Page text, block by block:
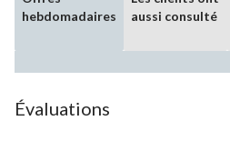
hebdomadaires
aussi consulté
Évaluations